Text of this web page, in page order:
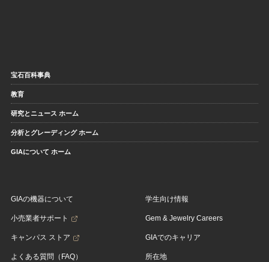
宝石百科事典
教育
研究とニュース ホーム
分析とグレーディング ホーム
GIAについて ホーム
GIAの機器について
小売業者サポート
キャンパス ストア
よくある質問（FAQ）
学生向け情報
Gem & Jewelry Careers
GIAでのキャリア
所在地